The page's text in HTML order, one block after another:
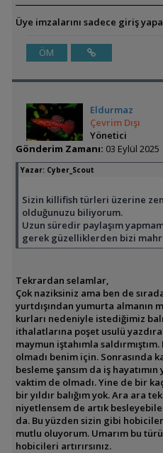
Üye imzalarını sadece giriş
ÖM
Eldurmaz
Çevrim Dışı
Yönetici
Gönderim Zamanı: 03 Eylül 2025
Yazar: Cyber_Scout
Sizin killifish türleri üzerine
olduğunuzu biliyorum.
Uzun süredir paylaşım
gerek güzelliklerden bizi
Tekrardan selamlar,
Çok naziksiniz ama ben de
yurtdışından yumurta almanın
kurları nedeniyle istediğimiz
ithalatlarına poşet usulü
maymun iştahımla
olmadı benim için. Sonrasında
besleme şansım da iş
vaktim de olmadı. Yine de bir
bir yıldır balığım yok. Ara ara
niyetlensem de artık
da. Bu yüzden sizin gibi
mutlu oluyorum. Umarım bu
hobicileri artırırsınız.